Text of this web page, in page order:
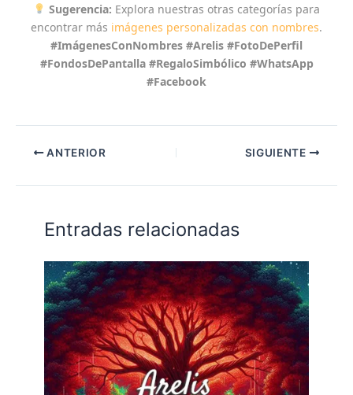
Sugerencia: Explora nuestras otras categorías para
encontrar más imágenes personalizadas con nombres.
#ImágenesConNombres #Arelis #FotoDePerfil
#FondosDePantalla #RegaloSimbólico #WhatsApp
#Facebook
ANTERIOR SIGUIENTE
Entradas relacionadas